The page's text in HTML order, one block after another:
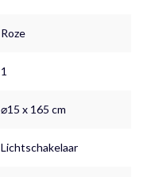
Roze
1
⌀15 x 165 cm
Lichtschakelaar